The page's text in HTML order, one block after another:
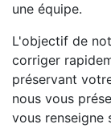
une équipe.
L'objectif de
corriger
préservant
nous vous
vous